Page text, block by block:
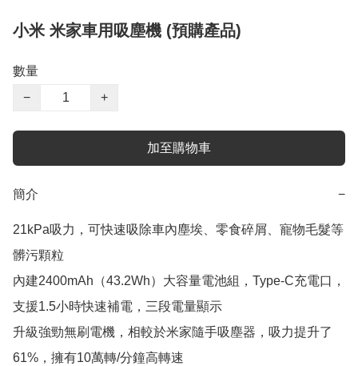
小米 米家車用吸塵機 (預購產品)
數量
−
+
加至購物車
簡介 −
21kPa吸力，可快速吸除車內塵埃、零食碎屑、寵物毛髮等
髒污顆粒
內建2400mAh（43.2Wh）大容量電池組，Type-C充電口，
支援1.5小時快速補電，三段電量顯示
升級強勁無刷電機，相較於米家隨手吸塵器，吸力提升了
61%，擁有10萬轉/分鐘高轉速